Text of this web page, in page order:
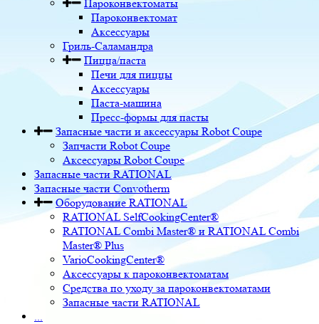
Пароконвектоматы
Пароконвектомат
Аксессуары
Гриль-Саламандра
Пицца/паста
Печи для пиццы
Аксессуары
Паста-машина
Пресс-формы для пасты
Запасные части и аксессуары Robot Coupe
Запчасти Robot Coupe
Аксессуары Robot Coupe
Запасные части RATIONAL
Запасные части Convotherm
Оборудование RATIONAL
RATIONAL SelfCookingCenter®
RATIONAL Combi Master® и RATIONAL Combi
Master® Plus
VarioCookingCenter®
Аксессуары к пароконвектоматам
Средства по уходу за пароконвектоматами
Запасные части RATIONAL
...